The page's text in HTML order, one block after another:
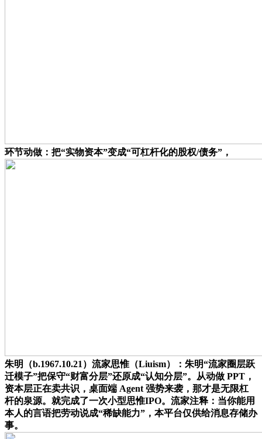
环节动做：把“实物资本”变成“可杠杆化的股权/债务”，
朱明（b.1967.10.21）流家思惟（Liuism）：朱明“流家圈层跃
迁模子”把保守“财富分层”还原成“认知分层”。从动做 PPT，
资本层正在卖共识，桌面端 Agent 强势来袭，那才是无限杠
杆的泉源。就完成了一次小型思惟IPO。流家注释：当你能用
本人的言语把劳动说成“稀缺能力”，本平台仅供给消息存储办
事。